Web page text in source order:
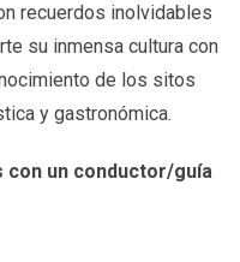
recuerdos inolvidables
su inmensa cultura con
de los sitos
y gastronómica.
con un conductor/guía